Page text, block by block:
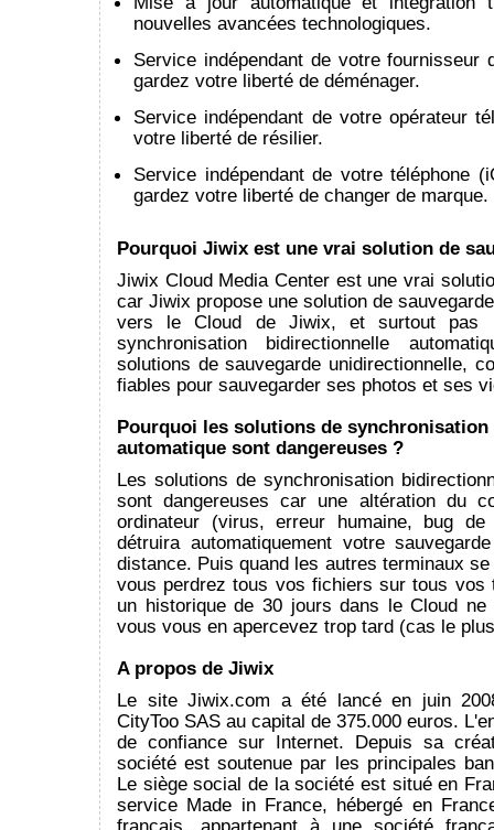
nouvelles avancées technologiques.
Service indépendant de votre fournisseur
gardez votre liberté de déménager.
Service indépendant de votre opérateur
votre liberté de résilier.
Service indépendant de votre téléphone
gardez votre liberté de changer de marque.
Pourquoi Jiwix est une vrai solution de
Jiwix Cloud Media Center est une vrai
car Jiwix propose une solution de
vers le Cloud de Jiwix, et surtout pas
synchronisation bidirectionnelle
solutions de sauvegarde unidirectionnelle,
fiables pour sauvegarder ses photos et ses
Pourquoi les solutions de
automatique sont dangereuses ?
Les solutions de synchronisation
sont dangereuses car une altération du
ordinateur (virus, erreur humaine, bug de
détruira automatiquement votre
distance. Puis quand les autres terminaux
vous perdrez tous vos fichiers sur tous vos
un historique de 30 jours dans le Cloud
vous vous en apercevez trop tard (cas le
A propos de Jiwix
Le site Jiwix.com a été lancé en juin
CityToo SAS au capital de 375.000 euros.
de confiance sur Internet. Depuis sa
société est soutenue par les principales
Le siège social de la société est situé en
service Made in France, hébergé en
français, appartenant à une société